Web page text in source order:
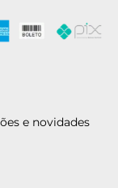
e novidades